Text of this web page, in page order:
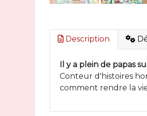
Description
Il y a plein de papas
Conteur d'histoires
comment rendre la